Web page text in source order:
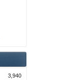
3,940